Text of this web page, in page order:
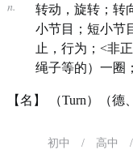
n.
转动，旋转；转
小节目；短小节
止，行为；<非
绳子等的）一圈
【名】 （Turn）（德
初中 / 高中 /